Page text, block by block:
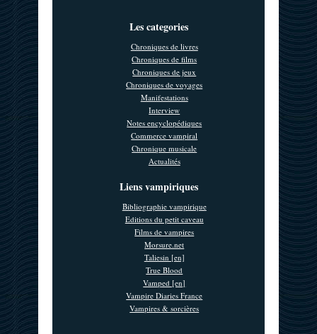
Les categories
Chroniques de livres
Chroniques de films
Chroniques de jeux
Chroniques de voyages
Manifestations
Interview
Notes encyclopédiques
Commerce vampiral
Chronique musicale
Actualités
Liens vampiriques
Bibliographie vampirique
Editions du petit caveau
Films de vampires
Morsure.net
Taliesin [en]
True Blood
Vamped [en]
Vampire Diaries France
Vampires & sorcières